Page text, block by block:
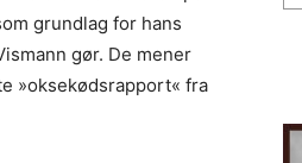
grundlag for hans
gør. De mener
»oksekødsrapport« fra